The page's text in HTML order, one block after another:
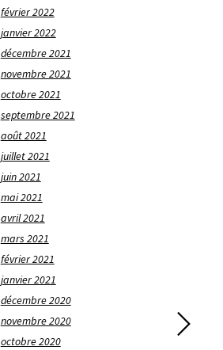
février 2022
janvier 2022
décembre 2021
novembre 2021
octobre 2021
septembre 2021
août 2021
juillet 2021
juin 2021
mai 2021
avril 2021
mars 2021
février 2021
janvier 2021
décembre 2020
novembre 2020
octobre 2020